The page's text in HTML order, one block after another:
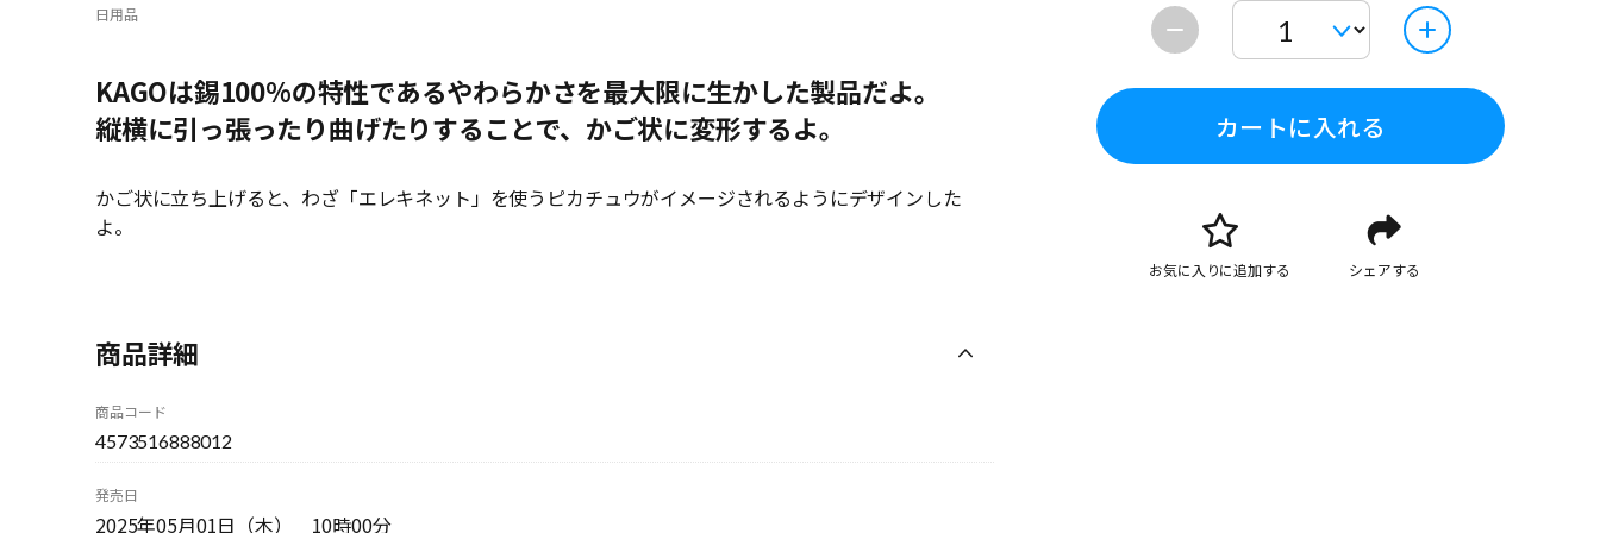
日用品
カートに入れる
お気に入りに追加する シェアする
KAGOは錫100%の特性であるやわらかさを最大限に生かした製品だよ。
縦横に引っ張ったり曲げたりすることで、かご状に変形するよ。
かご状に立ち上げると、わざ「エレキネット」を使うピカチュウがイメージされるようにデザインした
よ。
商品詳細
商品コード
4573516888012
発売日
2025年05月01日（木） 10時00分